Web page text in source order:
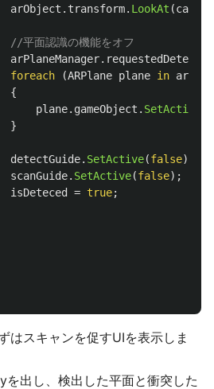
arObject . transform. LookAt (
//平面認識の機能をオフ
arPlaneManager.
foreach
(ARPlane plane in
{
plane. gameObject . SetActive
}
detectGuide. SetActive(false);
scanGuide. SetActive(false);
isDeteced
= true;
はスキャンを促すUIを表示しま
を出し、検出した平面と衝突した